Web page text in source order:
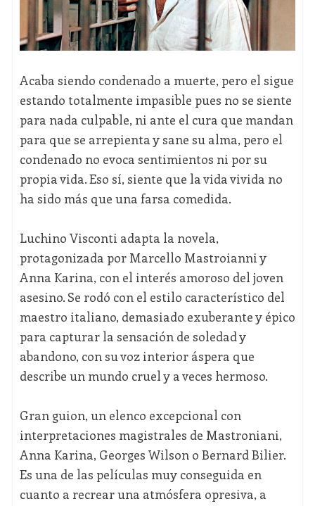
Acaba siendo condenado a muerte, pero el sigue
estando totalmente impasible pues no se siente
para nada culpable, ni ante el cura que mandan
para que se arrepienta y sane su alma, pero el
condenado no evoca sentimientos ni por su
propia vida. Eso sí, siente que la vida vivida no
ha sido más que una farsa comedida.
Luchino Visconti adapta la novela,
protagonizada por Marcello Mastroianni y
Anna Karina, con el interés amoroso del joven
asesino. Se rodó con el estilo característico del
maestro italiano, demasiado exuberante y épico
para capturar la sensación de soledad y
abandono, con su voz interior áspera que
describe un mundo cruel y a veces hermoso.
Gran guion, un elenco excepcional con
interpretaciones magistrales de Mastroniani,
Anna Karina, Georges Wilson o Bernard Bilier.
Es una de las películas muy conseguida en
cuanto a recrear una atmósfera opresiva, a